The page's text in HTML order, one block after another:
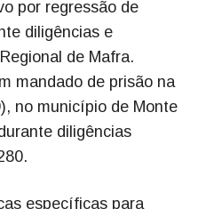
por regressão de
diligências e
de Mafra.
mandado de prisão na
no município de Monte
diligências
específicas para